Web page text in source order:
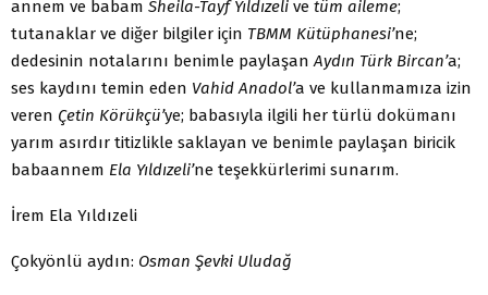
annem ve babam Sheila-Tayf Yıldızeli ve tüm aileme;
tutanaklar ve diğer bilgiler için TBMM Kütüphanesi’ne;
dedesinin notalarını benimle paylaşan Aydın Türk Bircan’a;
ses kaydını temin eden Vahid Anadol’a ve kullanmamıza izin
veren Çetin Körükçü’ye; babasıyla ilgili her türlü dokümanı
yarım asırdır titizlikle saklayan ve benimle paylaşan biricik
babaannem Ela Yıldızeli’ne teşekkürlerimi sunarım.
İrem Ela Yıldızeli
Çokyönlü aydın: Osman Şevki Uludağ